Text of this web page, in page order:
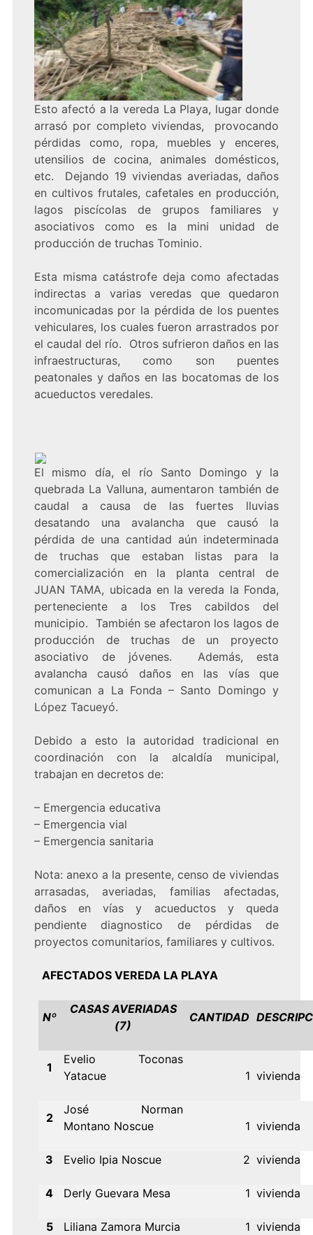
Esto afectó a la vereda La Playa, lugar donde
arrasó por completo viviendas, provocando
pérdidas como, ropa, muebles y enceres,
utensilios de cocina, animales domésticos,
etc. Dejando 19 viviendas averiadas, daños
en cultivos frutales, cafetales en producción,
lagos piscícolas de grupos familiares y
asociativos como es la mini unidad de
producción de truchas Tominio.
Esta misma catástrofe deja como afectadas
indirectas a varias veredas que quedaron
incomunicadas por la pérdida de los puentes
vehiculares, los cuales fueron arrastrados por
el caudal del río. Otros sufrieron daños en las
infraestructuras, como son puentes
peatonales y daños en las bocatomas de los
acueductos veredales.
El mismo día, el río Santo Domingo y la
quebrada La Valluna, aumentaron también de
caudal a causa de las fuertes lluvias
desatando una avalancha que causó la
pérdida de una cantidad aún indeterminada
de truchas que estaban listas para la
comercialización en la planta central de
JUAN TAMA, ubicada en la vereda la Fonda,
perteneciente a los Tres cabildos del
municipio. También se afectaron los lagos de
producción de truchas de un proyecto
asociativo de jóvenes. Además, esta
avalancha causó daños en las vías que
comunican a La Fonda – Santo Domingo y
López Tacueyó.
Debido a esto la autoridad tradicional en
coordinación con la alcaldía municipal,
trabajan en decretos de:
– Emergencia educativa
– Emergencia vial
– Emergencia sanitaria
Nota: anexo a la presente, censo de viviendas
arrasadas, averiadas, familias afectadas,
daños en vías y acueductos y queda
pendiente diagnostico de pérdidas de
proyectos comunitarios, familiares y cultivos.
AFECTADOS VEREDA LA PLAYA
Nº
CASAS AVERIADAS
(7)
CANTIDAD
1
Evelio Toconas
Yatacue
1 vivienda
2
José Norman
Montano Noscue
1 vivienda
3 Evelio Ipia Noscue 2 vivienda
4 Derly Guevara Mesa 1 vivienda
5 Liliana Zamora Murcia 1 vivienda